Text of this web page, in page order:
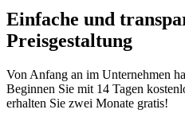
Einfache und
Preisgestaltung
Von Anfang an im Unternehmen
Beginnen Sie mit 14 Tagen
erhalten Sie zwei Monate gratis!